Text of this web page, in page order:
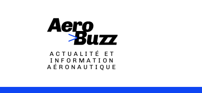
ACTUALITÉ ET
INFORMATION
AÉRONAUTIQUE